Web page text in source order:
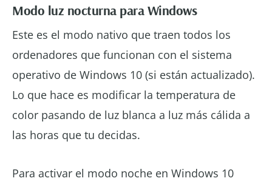
Modo luz nocturna para Windows
Este es el modo nativo que traen todos los
ordenadores que funcionan con el sistema
operativo de Windows 10 (si están actualizado).
Lo que hace es modificar la temperatura de
color pasando de luz blanca a luz más cálida a
las horas que tu decidas.
Para activar el modo noche en Windows 10